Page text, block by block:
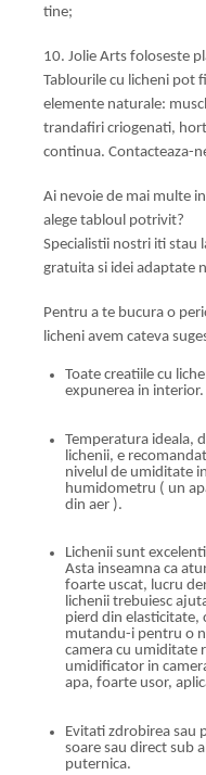
tine;
10. Jolie Arts foloseste
Tablourile cu licheni pot
elemente naturale:
trandafiri criogenati,
continua. Contacteaza-
Ai nevoie de mai multe
alege tabloul potrivit?
Specialistii nostri iti stau
gratuita si idei adaptate
Pentru a te bucura o
licheni avem cateva
Toate creatiile cu
expunerea in
Temperatura ideala,
lichenii, e
nivelul de umiditate
humidometru ( un
din aer ).
Lichenii sunt
Asta inseamna ca
foarte uscat, lucru
lichenii trebuiesc
pierd din elasticitate,
mutandu-i pentru o
camera cu umiditate
umidificator in
apa, foarte usor,
Evitati zdrobirea sau
soare sau direct sub
puternica.